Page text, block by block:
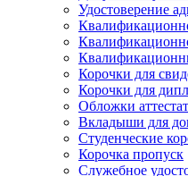
Удостоверение
Корочки для
Корочки для
Обложки
Вкладыши для
Студенческие
Корочка пропуск
Служебное